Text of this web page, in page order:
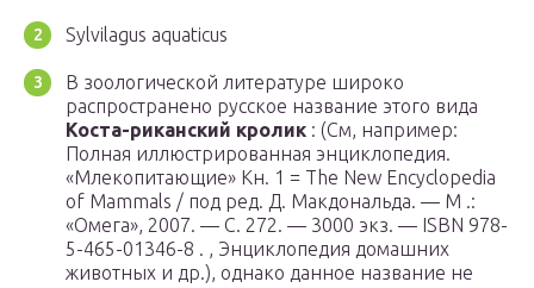
Sylvilagus aquaticus
В зоологической литературе широко
распространено русское название этого вида
Коста-риканский кролик : (См, например:
Полная иллюстрированная энциклопедия.
«Млекопитающие» Кн. 1 = The New Encyclopedia
of Mammals / под ред. Д. Макдональда. — М .:
«Омега», 2007. — С. 272. — 3000 экз. — ISBN 978-
5-465-01346-8 . , Энциклопедия домашних
животных и др.), однако данное название не